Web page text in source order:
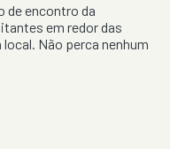
de encontro da
em redor das
Não perca nenhum